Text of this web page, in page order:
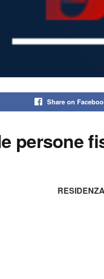
Share on
persone